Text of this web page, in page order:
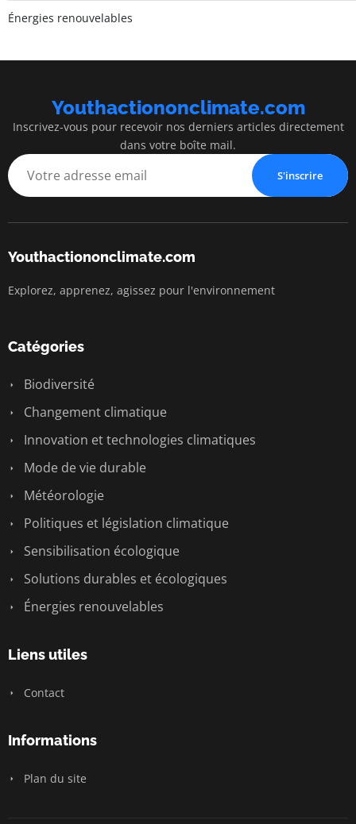
Énergies renouvelables
Youthactiononclimate.com
Inscrivez-vous pour recevoir nos derniers articles directement
dans votre boîte mail.
S'inscrire
Youthactiononclimate.com
Explorez, apprenez, agissez pour l'environnement
Catégories
Biodiversité
Changement climatique
Innovation et technologies climatiques
Mode de vie durable
Météorologie
Politiques et législation climatique
Sensibilisation écologique
Solutions durables et écologiques
Énergies renouvelables
Liens utiles
Contact
Informations
Plan du site